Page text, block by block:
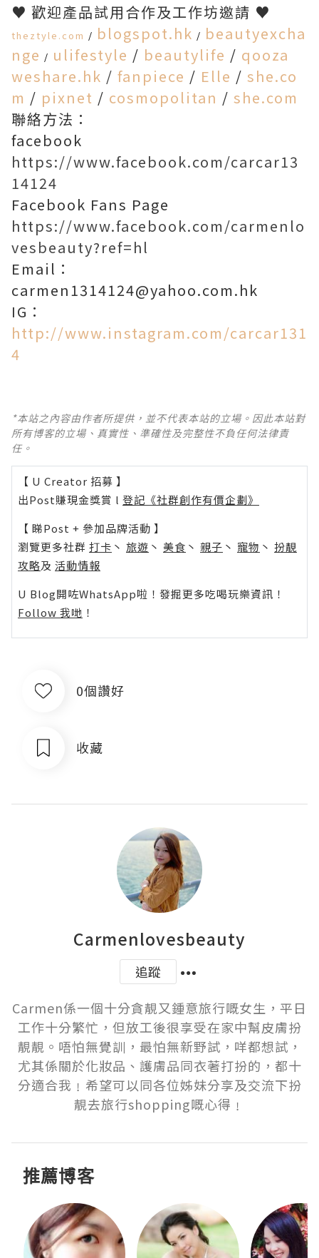
♥ 歡迎產品試用合作及工作坊邀請 ♥
theztyle.com / blogspot.hk / beautyexcha
nge / ulifestyle / beautylife / qooza
weshare.hk / fanpiece / Elle / she.co
m / pixnet / cosmopolitan / she.com
聯絡方法：
facebook
https://www.facebook.com/carcar13
14124
Facebook Fans Page
https://www.facebook.com/carmenlo
vesbeauty?ref=hl
Email：
carmen1314124@yahoo.com.hk
IG：
http://www.instagram.com/carcar131
4
*本站之內容由作者所提供，並不代表本站的立場。因此本站對
所有博客的立場、真實性、準確性及完整性不負任何法律責
任。
【 U Creator 招募 】
出Post賺現金獎賞 l 登記《社群創作有價企劃》
【 睇Post + 參加品牌活動 】
瀏覽更多社群 打卡 丶 旅遊 丶 美食 丶 親子 丶 寵物 丶 扮靚
攻略及 活動情報
U Blog開咗WhatsApp啦！發掘更多吃喝玩樂資訊！
Follow 我哋 ！
0個讚好
收藏
Carmenlovesbeauty
追蹤
Carmen係一個十分貪靚又鍾意旅行嘅女生，平日
工作十分繁忙，但放工後很享受在家中幫皮膚扮
靚靚。唔怕無覺訓，最怕無新野試，咩都想試，
尤其係關於化妝品、護膚品同衣著打扮的，都十
分適合我﹗希望可以同各位姊妹分享及交流下扮
靚去旅行shopping嘅心得﹗
推薦博客